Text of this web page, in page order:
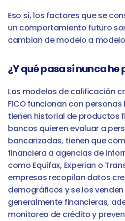
Eso sí, los factores que se
un comportamiento futuro
cambian de modelo a
¿Y qué pasa si nunca
Los modelos de calificación
FICO funcionan con
tienen historial de productos
bancos quieren evaluar a
bancarizadas, tienen que
financiera a agencias de
como Equifax, Experian o
empresas recopilan datos
demográficos y se los
generalmente financieras,
monitoreo de crédito y